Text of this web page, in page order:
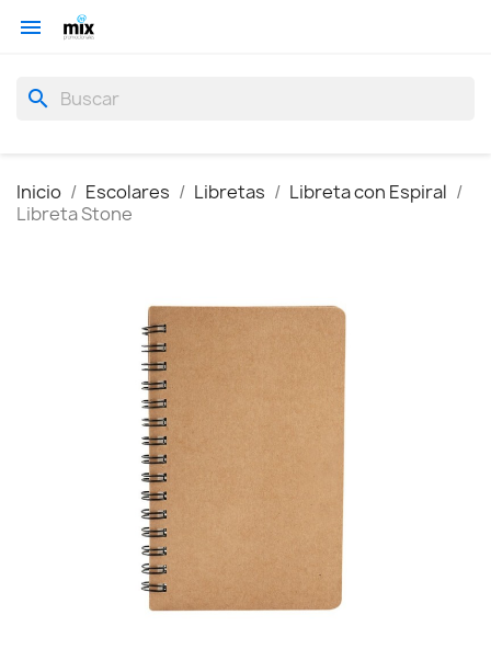

search
Inicio Escolares Libretas
Libreta con Espiral
Libreta Stone